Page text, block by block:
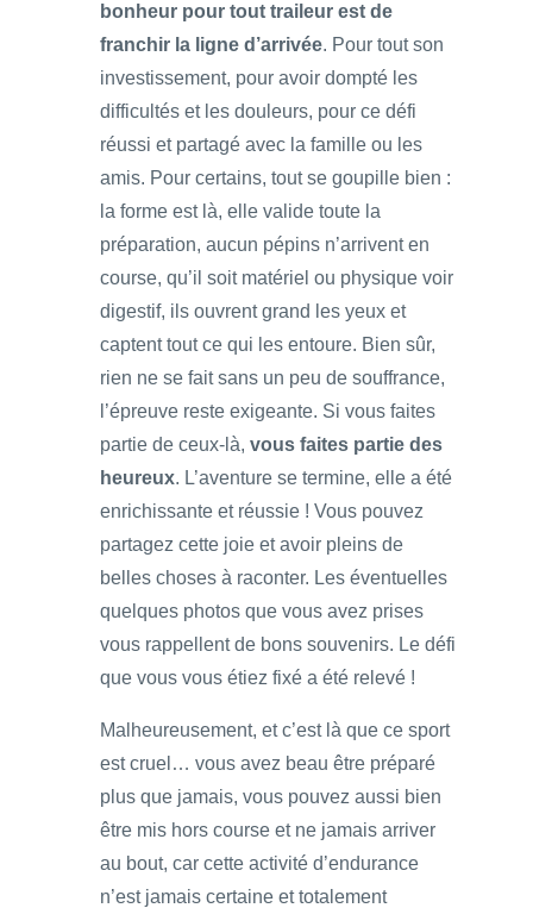
bonheur pour tout traileur est de
franchir la ligne d’arrivée. Pour tout son
investissement, pour avoir dompté les
difficultés et les douleurs, pour ce défi
réussi et partagé avec la famille ou les
amis. Pour certains, tout se goupille bien :
la forme est là, elle valide toute la
préparation, aucun pépins n’arrivent en
course, qu’il soit matériel ou physique voir
digestif, ils ouvrent grand les yeux et
captent tout ce qui les entoure. Bien sûr,
rien ne se fait sans un peu de souffrance,
l’épreuve reste exigeante. Si vous faites
partie de ceux-là, vous faites partie des
heureux. L’aventure se termine, elle a été
enrichissante et réussie ! Vous pouvez
partagez cette joie et avoir pleins de
belles choses à raconter. Les éventuelles
quelques photos que vous avez prises
vous rappellent de bons souvenirs. Le défi
que vous vous étiez fixé a été relevé !
Malheureusement, et c’est là que ce sport
est cruel… vous avez beau être préparé
plus que jamais, vous pouvez aussi bien
être mis hors course et ne jamais arriver
au bout, car cette activité d’endurance
n’est jamais certaine et totalement